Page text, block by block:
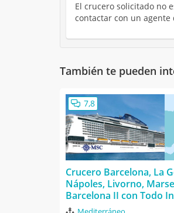
El crucero solicitado no
contactar con un agente
También te pueden
7,8
Crucero Barcelona, La
Nápoles, Livorno,
Barcelona II con Todo